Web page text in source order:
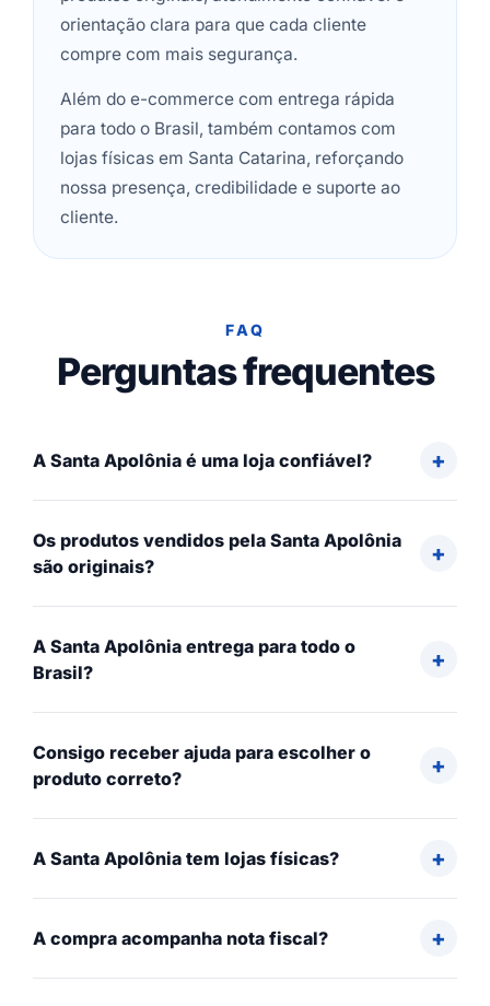
orientação clara para que cada cliente
compre com mais segurança.
Além do e-commerce com entrega rápida
para todo o Brasil, também contamos com
lojas físicas em Santa Catarina, reforçando
nossa presença, credibilidade e suporte ao
cliente.
FAQ
Perguntas frequentes
A Santa Apolônia é uma loja confiável?
Os produtos vendidos pela Santa Apolônia
são originais?
A Santa Apolônia entrega para todo o
Brasil?
Consigo receber ajuda para escolher o
produto correto?
A Santa Apolônia tem lojas físicas?
A compra acompanha nota fiscal?